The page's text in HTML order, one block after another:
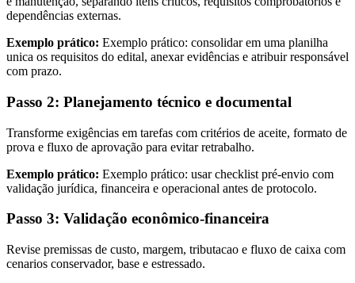
dependências externas.
Exemplo prático: Exemplo prático: consolidar em uma planilha
unica os requisitos do edital, anexar evidências e atribuir responsável
com prazo.
Passo 2: Planejamento técnico e documental
Transforme exigências em tarefas com critérios de aceite, formato de
prova e fluxo de aprovação para evitar retrabalho.
Exemplo prático: Exemplo prático: usar checklist pré-envio com
validação jurídica, financeira e operacional antes de protocolo.
Passo 3: Validação econômico-financeira
Revise premissas de custo, margem, tributacao e fluxo de caixa com
cenarios conservador, base e estressado.